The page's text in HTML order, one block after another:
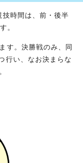
時間は、前・後半
。
す。決勝戦のみ、同
行い、なお決まらな